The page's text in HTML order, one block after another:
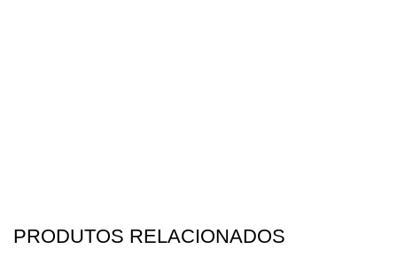
PRODUTOS RELACIONADOS